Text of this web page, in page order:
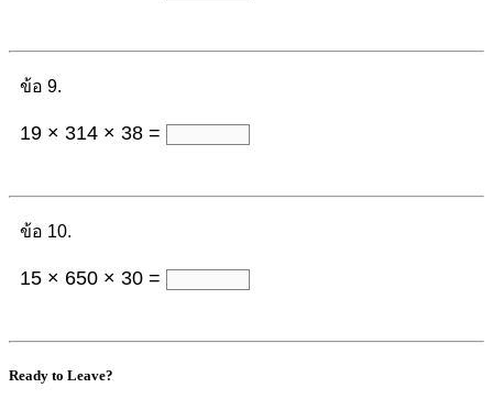
ข้อ 9.
19 × 314 × 38 =
ข้อ 10.
15 × 650 × 30 =
Ready to Leave?